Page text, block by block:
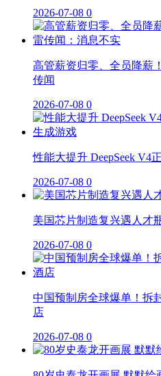
2026-07-08 0
高管薪资归零、全员降薪
传闻
2026-07-08 0
性能大提升 DeepSeek V4
2026-07-08 0
美国芯片制造复兴遇人才
2026-07-08 0
中国预制房全球爆单！拆
店
2026-07-08 0